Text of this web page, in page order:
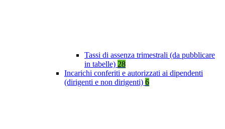
Tassi di assenza trimestrali (da pubblicare
in tabelle) 28
Incarichi conferiti e autorizzati ai dipendenti
(dirigenti e non dirigenti) 6